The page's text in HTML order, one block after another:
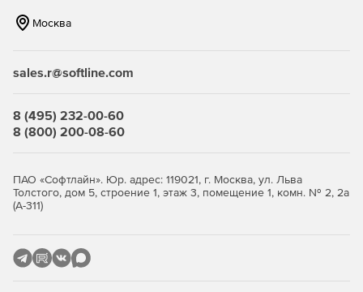
бесперебойного процесса.
облачной службой, чтобы получить к ним доступ в
Установка безопасного соединения с помощью
Поддержка различных методов аутентификации
серверов баз данных, таких как аутентификация PAM
PostgreSQL.
Москва
sales.r@softline.com
8 (495) 232-00-60
8 (800) 200-08-60
ПАО «Софтлайн». Юр. адрес: 119021, г. Москва, ул. Льва
Толстого, дом 5, строение 1, этаж 3, помещение 1, комн. № 2, 2а
(А-311)